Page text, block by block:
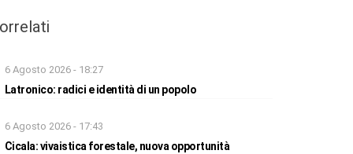
6 Agosto 2026 - 18:27
Latronico: radici e identità di un popolo
6 Agosto 2026 - 17:43
Cicala: vivaistica forestale, nuova opportunità